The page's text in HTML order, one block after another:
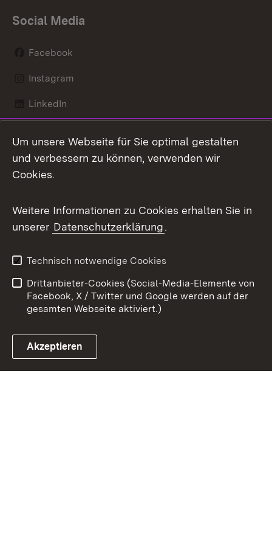
Social Media
Facebook
Instagram
LinkedIn
X / Twitter
Youtube
Link zum Landesportal
Kontakt
Datenschutz
Barrierefreiheit
Impressum
Cookies
Um unsere Webseite für Sie optimal gestalten
und verbessern zu können, verwenden wir
Cookies.
Weitere Informationen zu Cookies erhalten Sie in
unserer Datenschutzerklärung.
Technisch notwendige Cookies
Drittanbieter-Cookies (Social-Media-Elemente von
Facebook, X / Twitter und Google werden auf der
gesamten Webseite aktiviert.)
Akzeptieren